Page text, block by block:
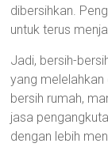
dibersihkan.
untuk terus
Jadi, bersih-
yang melelahkan
bersih rumah,
jasa
dengan lebih